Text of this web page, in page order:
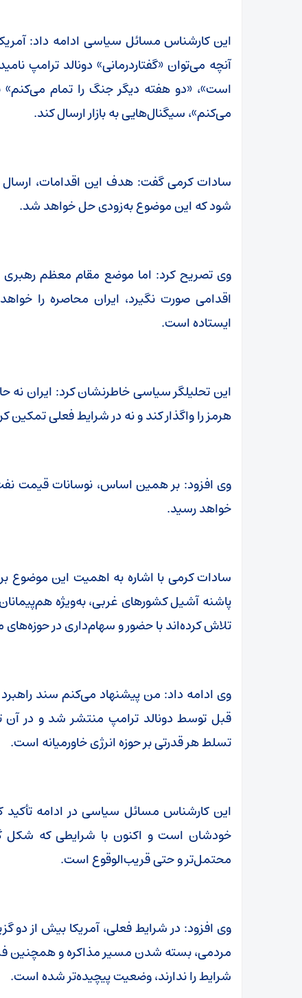
این کارشناس مسائل سیاسی ادامه داد:
آنچه می‌توان «گفتاردرمانی» دونالد ترامپ
است»، «دو هفته دیگر جنگ را تمام
می‌کنم»، سیگنال‌هایی به بازار ارسال کند.
سادات کرمی گفت: هدف این اقدامات، ارسال
شود که این موضوع به‌زودی حل خواهد شد.
وی تصریح کرد: اما موضع مقام معظم رهبری
اقدامی صورت نگیرد، ایران محاصره را
ایستاده است.
این تحلیلگر سیاسی خاطرنشان کرد: ایران نه
هرمز را واگذار کند و نه در شرایط فعلی تمکین
وی افزود: بر همین اساس، نوسانات قیمت
خواهد رسید.
سادات کرمی با اشاره به اهمیت این
پاشنه آشیل کشورهای غربی، به‌ویژه
تلاش کرده‌اند با حضور و سهام‌داری در
وی ادامه داد: من پیشنهاد می‌کنم سند
قبل توسط دونالد ترامپ منتشر شد و در آن
تسلط هر قدرتی بر حوزه انرژی خاورمیانه است.
این کارشناس مسائل سیاسی در ادامه تأکید
خودشان است و اکنون با شرایطی که شکل
محتمل‌تر و حتی قریب‌الوقوع است.
وی افزود: در شرایط فعلی، آمریکا بیش از دو
مردمی، بسته شدن مسیر مذاکره و همچنین
شرایط را ندارند، وضعیت پیچیده‌تر شده است.